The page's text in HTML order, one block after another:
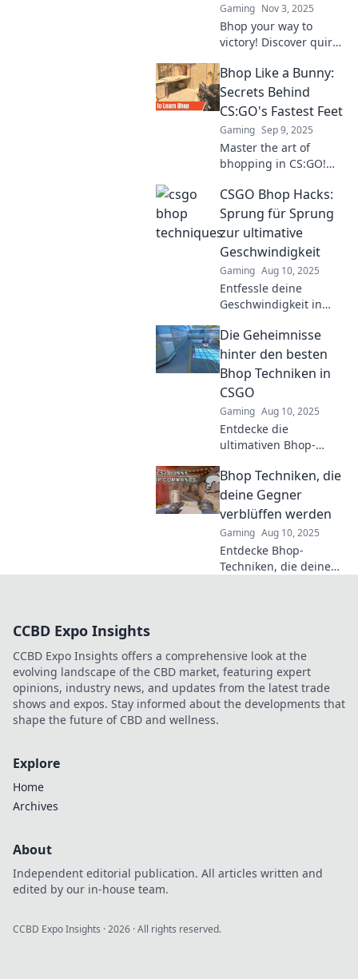
Gaming Nov 3, 2025
Bhop your way to
victory! Discover quirky
that will elevate your
CSGO game and leave
your opponents in
awe.
Bhop Like a Bunny:
Secrets Behind
CS:GO's Fastest Feet
Gaming Sep 9, 2025
Master the art of
bhopping in CS:GO!
lightning-fast
movement and elevate
your gameplay to the
next level.
CSGO Bhop Hacks:
Sprung für Sprung
zur ultimative
Geschwindigkeit
Gaming Aug 10, 2025
Entfessle deine
Geschwindigkeit in
besten Bhop Hacks
und sprenge deine
Grenzen für maximale
Performance im Spiel.
Die Geheimnisse
hinter den besten
Bhop Techniken in
CSGO
Gaming Aug 10, 2025
Entdecke die
ultimativen Bhop-
Lerne die
Geheimnisse, die Profi-
Spieler nutzen, um
blitzschnell zu
navigieren!
Bhop Techniken, die
deine Gegner
verblüffen werden
Gaming Aug 10, 2025
Entdecke Bhop-
Techniken, die deine
CCBD Expo Insights
CCBD Expo Insights offers a comprehensive look at the
evolving landscape of the CBD market, featuring expert
opinions, industry news, and updates from the latest trade
shows and expos. Stay informed about the developments that
shape the future of CBD and wellness.
Explore
Home
Archives
About
Independent editorial publication. All articles written and
edited by our in-house team.
CCBD Expo Insights ·2026 · All rights reserved.